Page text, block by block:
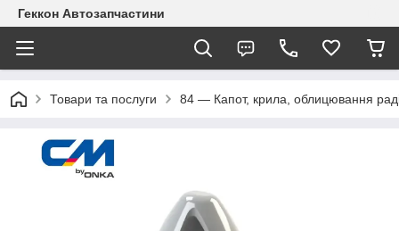
Геккон Автозапчастини
Товари та послуги 84 — Капот, крила, облицювання